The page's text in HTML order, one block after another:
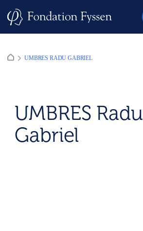
UMBRES RADU GABRIEL
UMBRES Radu
Gabriel